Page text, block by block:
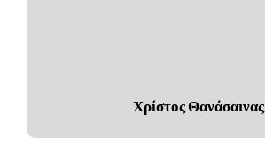
Χρίστος Θανάσαινας